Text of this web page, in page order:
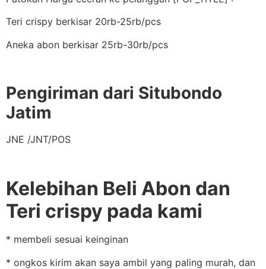
Teri crispy berkisar 20rb-25rb/pcs
Aneka abon berkisar 25rb-30rb/pcs
Pengiriman dari Situbondo
Jatim
JNE /JNT/POS
Kelebihan Beli Abon dan
Teri crispy pada kami
* membeli sesuai keinginan
* ongkos kirim akan saya ambil yang paling murah, dan